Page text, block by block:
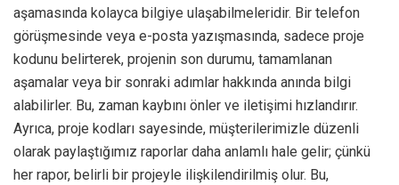
aşamasında kolayca bilgiye ulaşabilmeleridir. Bir telefon
görüşmesinde veya e-posta yazışmasında, sadece proje
kodunu belirterek, projenin son durumu, tamamlanan
aşamalar veya bir sonraki adımlar hakkında anında bilgi
alabilirler. Bu, zaman kaybını önler ve iletişimi hızlandırır.
Ayrıca, proje kodları sayesinde, müşterilerimizle düzenli
olarak paylaştığımız raporlar daha anlamlı hale gelir; çünkü
her rapor, belirli bir projeyle ilişkilendirilmiş olur. Bu,